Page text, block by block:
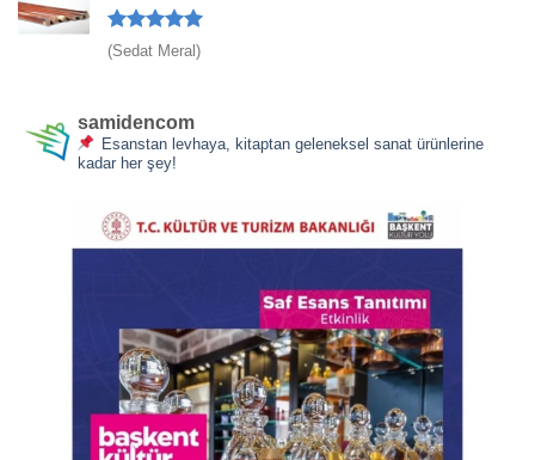
5 üzerinden
5
(Sedat Meral)
samidencom
Esanstan levhaya, kitaptan geleneksel sanat ürünlerine
kadar her şey!